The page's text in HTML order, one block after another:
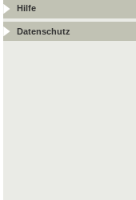
Hilfe
Datenschutz